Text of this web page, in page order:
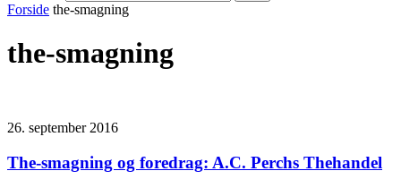
Forside the-smagning
the-smagning
26. september 2016
The-smagning og foredrag: A.C. Perchs Thehandel